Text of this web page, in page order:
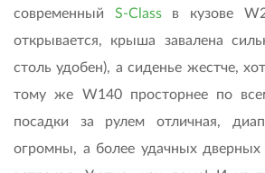
современный S-Classв кузове
открывается, крыша завалена
столь удобен), а сиденье жестче,
тому же W140 просторнее по
посадки за рулем отличная,
огромны, а более удачных дверных